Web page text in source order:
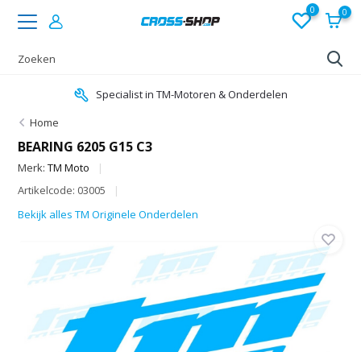
0 0
Specialist in TM-Motoren & Onderdelen
Home
BEARING 6205 G15 C3
Merk:TM Moto
Artikelcode: 03005
Bekijk alles TM Originele Onderdelen